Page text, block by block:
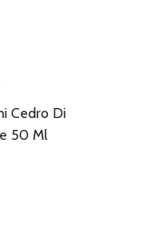
Cedro Di
50 Ml